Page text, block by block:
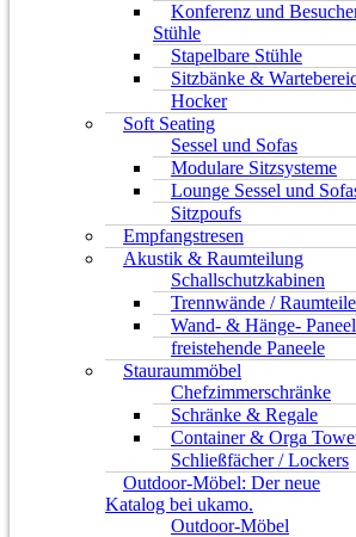
Konferenz und
Stühle
Stapelbare Stühle
Sitzbänke &
Hocker
Soft Seating
Sessel und Sofas
Modulare Sitzsysteme
Lounge Sessel und
Sitzpoufs
Empfangstresen
Akustik & Raumteilung
Schallschutzkabinen
Trennwände /
Wand- & Hänge-
freistehende Paneele
Stauraummöbel
Chefzimmerschränke
Schränke & Regale
Container & Orga
Schließfächer / Lockers
Outdoor-Möbel: Der neue
Katalog bei ukamo.
Outdoor-Möbel